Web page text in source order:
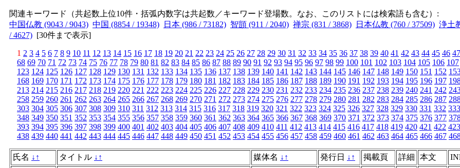
関連キーワード（共起数上位10件・括弧内数字は共起数／キーワード登場数。なお、このリストには検索語も含む）:
中国仏教 (9043 / 9043) 中国 (8854 / 19348) 日本 (986 / 73182) 智顗 (911 / 2040) 禅宗 (831 / 3868) 日本仏教 (760 / 37509) 浄土
/ 4627) [30件まで表示]
1 2 3 4 5 6 7 8 9 10 11 12 13 14 15 16 17 18 19 20 21 22 23 24 25 26 27 28 29 30 31 32 33 34 35 36 37 38 39 40 41 42 43 44 45 46 47
68 69 70 71 72 73 74 75 76 77 78 79 80 81 82 83 84 85 86 87 88 89 90 91 92 93 94 95 96 97 98 99 100 101 102 103 104 105 106 107
123 124 125 126 127 128 129 130 131 132 133 134 135 136 137 138 139 140 141 142 143 144 145 146 147 148 149 150 151 152
168 169 170 171 172 173 174 175 176 177 178 179 180 181 182 183 184 185 186 187 188 189 190 191 192 193 194 195 196 197
213 214 215 216 217 218 219 220 221 222 223 224 225 226 227 228 229 230 231 232 233 234 235 236 237 238 239 240 241 242
258 259 260 261 262 263 264 265 266 267 268 269 270 271 272 273 274 275 276 277 278 279 280 281 282 283 284 285 286 287
303 304 305 306 307 308 309 310 311 312 313 314 315 316 317 318 319 320 321 322 323 324 325 326 327 328 329 330 331 332 333
348 349 350 351 352 353 354 355 356 357 358 359 360 361 362 363 364 365 366 367 368 369 370 371 372 373 374 375 376 377
393 394 395 396 397 398 399 400 401 402 403 404 405 406 407 408 409 410 411 412 413 414 415 416 417 418 419 420 421 422 423
438 439 440 441 442 443 444 445 446 447 448 449 450 451 452 453 454 455 456 457 458 459 460 461 462 463 464 465 466 467
氏名 ↓ ↑ タイトル ↓ ↑ 媒体名 ↓ ↑ 発行日 ↓ ↑ 掲載頁 詳細 本文